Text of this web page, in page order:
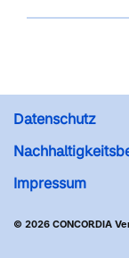
Datenschutz
Impressum
© 2026 CONCORDIA